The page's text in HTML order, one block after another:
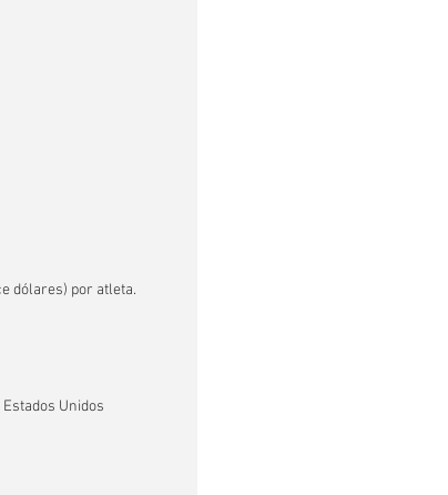
dólares) por atleta.
Unidos